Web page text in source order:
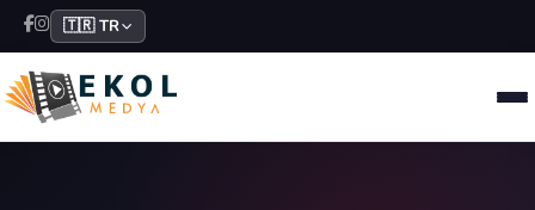
🇹🇷 TR